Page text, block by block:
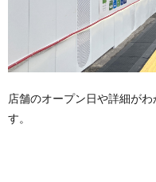
店舗のオープン日や詳細が
す。